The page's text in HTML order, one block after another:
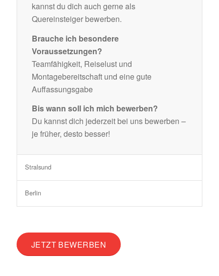
kannst du dich auch gerne als
Quereinsteiger bewerben.
Brauche ich besondere
Voraussetzungen?
Teamfähigkeit, Reiselust und
Montagebereitschaft und eine gute
Auffassungsgabe
Bis wann soll ich mich bewerben?
Du kannst dich jederzeit bei uns bewerben –
je früher, desto besser!
Stralsund
Berlin
JETZT BEWERBEN